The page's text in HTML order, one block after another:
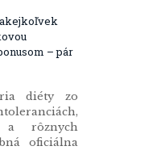
– pár
diéty zo
a rôznych
oficiálna